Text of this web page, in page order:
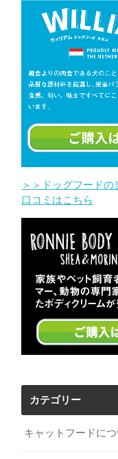
＞＞ドッグフード
口コミはこちら
カテゴリー
キャットフードにつ